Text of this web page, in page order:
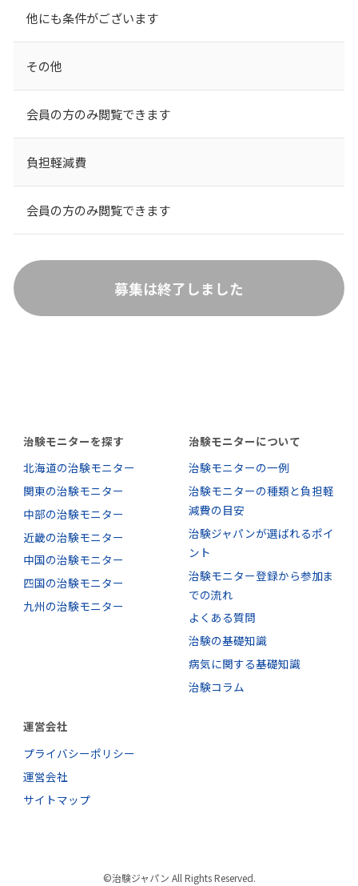
他にも条件がございます
その他
会員の方のみ閲覧できます
負担軽減費
会員の方のみ閲覧できます
募集は終了しました
治験モニターを探す
北海道の治験モニター
関東の治験モニター
中部の治験モニター
近畿の治験モニター
中国の治験モニター
四国の治験モニター
九州の治験モニター
治験モニターについて
治験モニターの一例
治験モニターの種類と負担軽
減費の目安
治験ジャパンが選ばれるポイ
ント
治験モニター登録から参加ま
での流れ
よくある質問
治験の基礎知識
病気に関する基礎知識
治験コラム
運営会社
プライバシーポリシー
運営会社
サイトマップ
©治験ジャパン All Rights Reserved.